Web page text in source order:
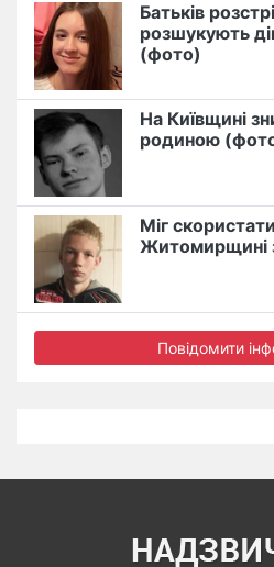
Батьків
розшукують
(фото)
На Київщині
родиною
Міг
Житомирщині
Повідомити